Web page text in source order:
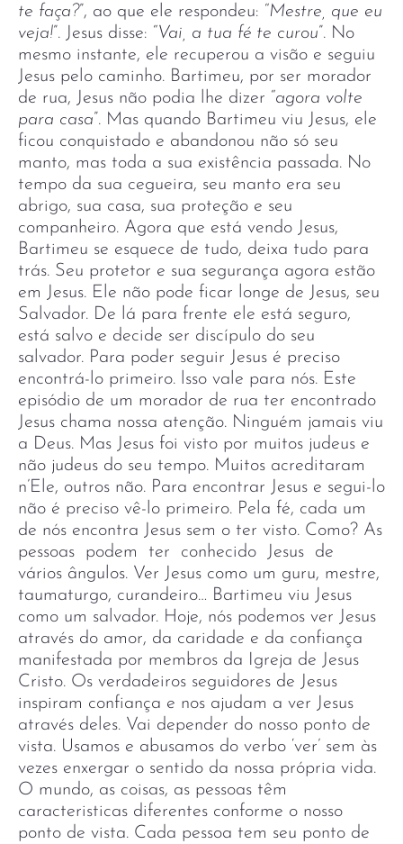
te faça?”, ao que ele respondeu: “Mestre, que eu
veja!”. Jesus disse: “Vai, a tua fé te curou”. No
mesmo instante, ele recuperou a visão e seguiu
Jesus pelo caminho. Bartimeu, por ser morador
de rua, Jesus não podia lhe dizer “agora volte
para casa”. Mas quando Bartimeu viu Jesus, ele
ficou conquistado e abandonou não só seu
manto, mas toda a sua existência passada. No
tempo da sua cegueira, seu manto era seu
abrigo, sua casa, sua proteção e seu
companheiro. Agora que está vendo Jesus,
Bartimeu se esquece de tudo, deixa tudo para
trás. Seu protetor e sua segurança agora estão
em Jesus. Ele não pode ficar longe de Jesus, seu
Salvador. De lá para frente ele está seguro,
está salvo e decide ser discípulo do seu
salvador. Para poder seguir Jesus é preciso
encontrá-lo primeiro. lsso vale para nós. Este
episódio de um morador de rua ter encontrado
Jesus chama nossa atenção. Ninguém jamais viu
a Deus. Mas Jesus foi visto por muitos judeus e
não judeus do seu tempo. Muitos acreditaram
n’Ele, outros não. Para encontrar Jesus e segui-lo
não é preciso vê-lo primeiro. Pela fé, cada um
de nós encontra Jesus sem o ter visto. Como? As
pessoas podem ter conhecido Jesus de
vários ângulos. Ver Jesus como um guru, mestre,
taumaturgo, curandeiro… Bartimeu viu Jesus
como um salvador. Hoje, nós podemos ver Jesus
através do amor, da caridade e da confiança
manifestada por membros da Igreja de Jesus
Cristo. Os verdadeiros seguidores de Jesus
inspiram confiança e nos ajudam a ver Jesus
através deles. Vai depender do nosso ponto de
vista. Usamos e abusamos do verbo ‘ver’ sem às
vezes enxergar o sentido da nossa própria vida.
O mundo, as coisas, as pessoas têm
caracteristicas diferentes conforme o nosso
ponto de vista. Cada pessoa tem seu ponto de